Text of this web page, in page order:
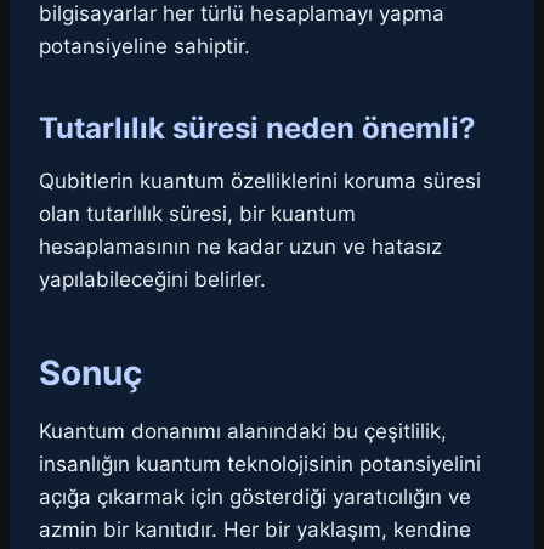
bilgisayarlar her türlü hesaplamayı yapma
potansiyeline sahiptir.
Tutarlılık süresi neden önemli?
Qubitlerin kuantum özelliklerini koruma süresi
olan tutarlılık süresi, bir kuantum
hesaplamasının ne kadar uzun ve hatasız
yapılabileceğini belirler.
Sonuç
Kuantum donanımı alanındaki bu çeşitlilik,
insanlığın kuantum teknolojisinin potansiyelini
açığa çıkarmak için gösterdiği yaratıcılığın ve
azmin bir kanıtıdır. Her bir yaklaşım, kendine